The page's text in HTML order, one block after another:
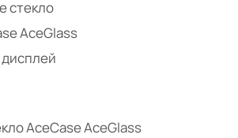
стекло
AceGlass
дисплей
AceCase AceGlass